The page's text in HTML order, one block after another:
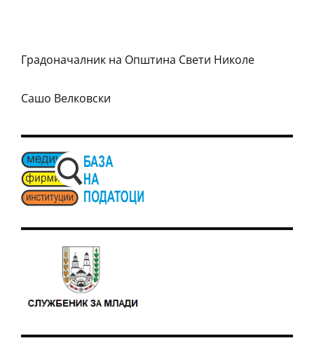
Градоначалник на Општина Свети Николе
Сашо Велковски